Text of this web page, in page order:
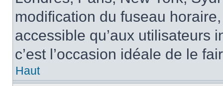
modification du fuseau
accessible qu’aux utilisateurs
c’est l’occasion idéale de le
Haut